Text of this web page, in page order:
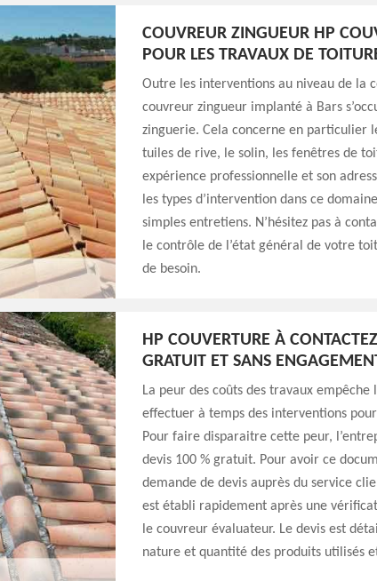
COUVREUR ZINGUEUR HP
POUR LES TRAVAUX DE
Outre les interventions au niveau de la
couvreur zingueur implanté à Bars
zinguerie. Cela concerne en particulier
tuiles de rive, le solin, les fenêtres de
expérience professionnelle et son
les types d’intervention dans ce
simples entretiens. N’hésitez pas à
le contrôle de l’état général de votre
de besoin.
HP COUVERTURE À
GRATUIT ET SANS
La peur des coûts des travaux
effectuer à temps des interventions
Pour faire disparaitre cette peur,
devis 100 % gratuit. Pour avoir ce
demande de devis auprès du service
est établi rapidement après une
le couvreur évaluateur. Le devis est
nature et quantité des produits utilisés